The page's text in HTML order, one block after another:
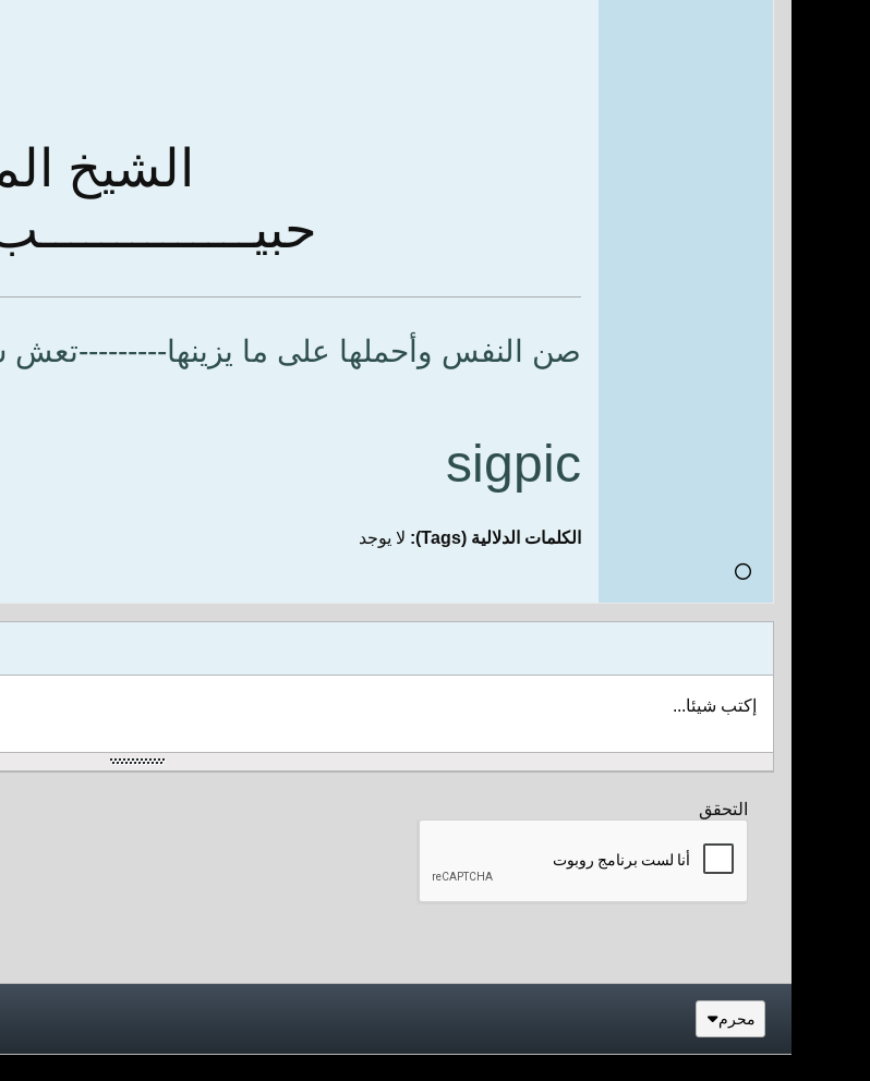
الشيخ
صن النفس وأحملها على ما يزينها---------تعش
sigpic
الكلمات الدلالية (Tags): لا يوجد
إكتب شيئا...
التحقق
محرم